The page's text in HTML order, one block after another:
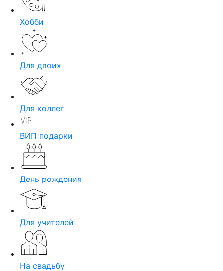
Хобби
Для двоих
Для коллег
ВИП подарки
День рождения
Для учителей
На свадьбу